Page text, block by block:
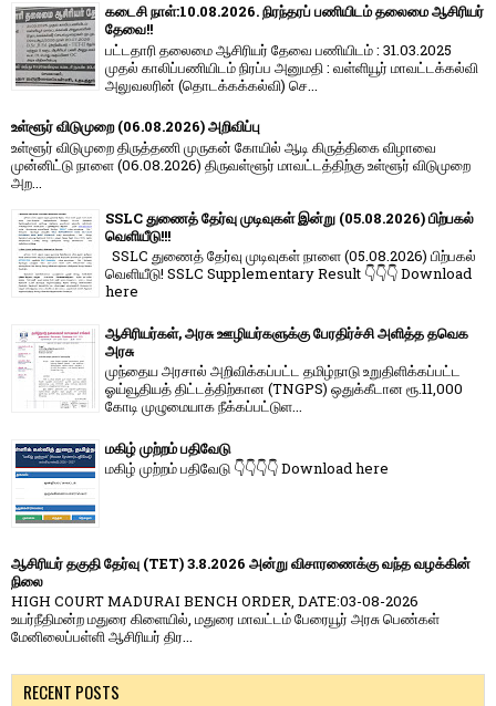
கடைசி நாள்:10.08.2026. நிரந்தரப் பணியிடம் தலைமை ஆசிரியர்
தேவை!!
பட்டதாரி தலைமை ஆசிரியர் தேவை பணியிடம் : 31.03.2025
முதல் காலிப்பணியிடம் நிரப்ப அனுமதி : வள்ளியூர் மாவட்டக்கல்வி
அலுவலரின் (தொடக்கக்கல்வி) செ...
உள்ளூர் விடுமுறை (06.08.2026) அறிவிப்பு
உள்ளூர் விடுமுறை திருத்தணி முருகன் கோயில் ஆடி கிருத்திகை விழாவை
முன்னிட்டு நாளை (06.08.2026) திருவள்ளூர் மாவட்டத்திற்கு உள்ளூர் விடுமுறை
அற...
SSLC துணைத் தேர்வு முடிவுகள் இன்று (05.08.2026) பிற்பகல்
வெளியீடு!!!
SSLC துணைத் தேர்வு முடிவுகள் நாளை (05.08.2026) பிற்பகல்
வெளியீடு! SSLC Supplementary Result 👇👇👇 Download
here
ஆசிரியர்கள், அரசு ஊழியர்களுக்கு பேரதிர்ச்சி அளித்த தவெக
அரசு
முந்தைய அரசால் அறிவிக்கப்பட்ட தமிழ்நாடு உறுதிளிக்கப்பட்ட
ஓய்வூதியத் திட்டத்திற்கான (TNGPS) ஒதுக்கீடான ரூ.11,000
கோடி முழுமையாக நீக்கப்பட்டுள...
மகிழ் முற்றம் பதிவேடு
மகிழ் முற்றம் பதிவேடு 👇👇👇👇 Download here
ஆசிரியர் தகுதி தேர்வு (TET) 3.8.2026 அன்று விசாரணைக்கு வந்த வழக்கின்
நிலை
HIGH COURT MADURAI BENCH ORDER, DATE:03-08-2026
உயர்நீதிமன்ற மதுரை கிளையில், மதுரை மாவட்டம் பேரையூர் அரசு பெண்கள்
மேனிலைப்பள்ளி ஆசிரியர் திர...
RECENT POSTS